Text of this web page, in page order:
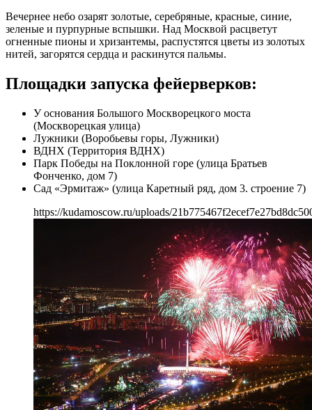
Вечернее небо озарят золотые, серебряные, красные, синие,
зеленые и пурпурные вспышки. Над Москвой расцветут
огненные пионы и хризантемы, распустятся цветы из золотых
нитей, загорятся сердца и раскинутся пальмы.
Площадки запуска фейерверков:
У основания Большого Москворецкого моста
(Москворецкая улица)
Лужники (Воробьевы горы, Лужники)
ВДНХ (Территория ВДНХ)
Парк Победы на Поклонной горе (улица Братьев
Фонченко, дом 7)
Сад «Эрмитаж» (улица Каретный ряд, дом 3. строение 7)
https://kudamoscow.ru/uploads/